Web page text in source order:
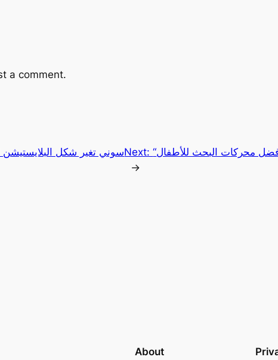
a comment.
سوني تغير شكلNext: أفضل محركات البحث للأطفال
→
About